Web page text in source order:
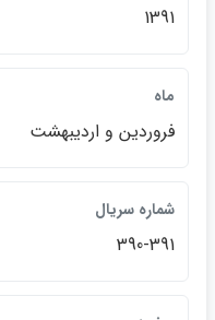
1391
ماه
فروردين و ارديبهشت
شماره سريال
390-391